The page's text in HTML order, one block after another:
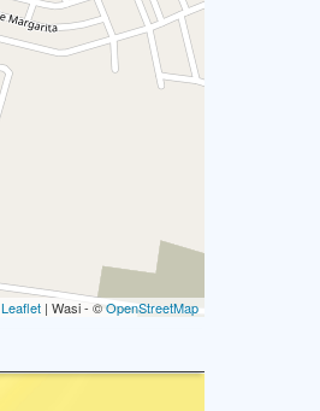
Leaflet | Wasi - ©OpenStreetMap